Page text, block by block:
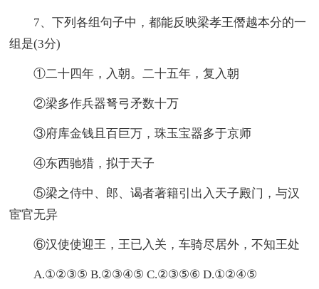
7、下列各组句子中，都能反映梁孝王僭越本分的一
组是(3分)
①二十四年，入朝。二十五年，复入朝
②梁多作兵器弩弓矛数十万
③府库金钱且百巨万，珠玉宝器多于京师
④东西驰猎，拟于天子
⑤梁之侍中、郎、谒者著籍引出入天子殿门，与汉
宦官无异
⑥汉使使迎王，王已入关，车骑尽居外，不知王处
A.①②③⑤ B.②③④⑤ C.②③⑤⑥ D.①②④⑤